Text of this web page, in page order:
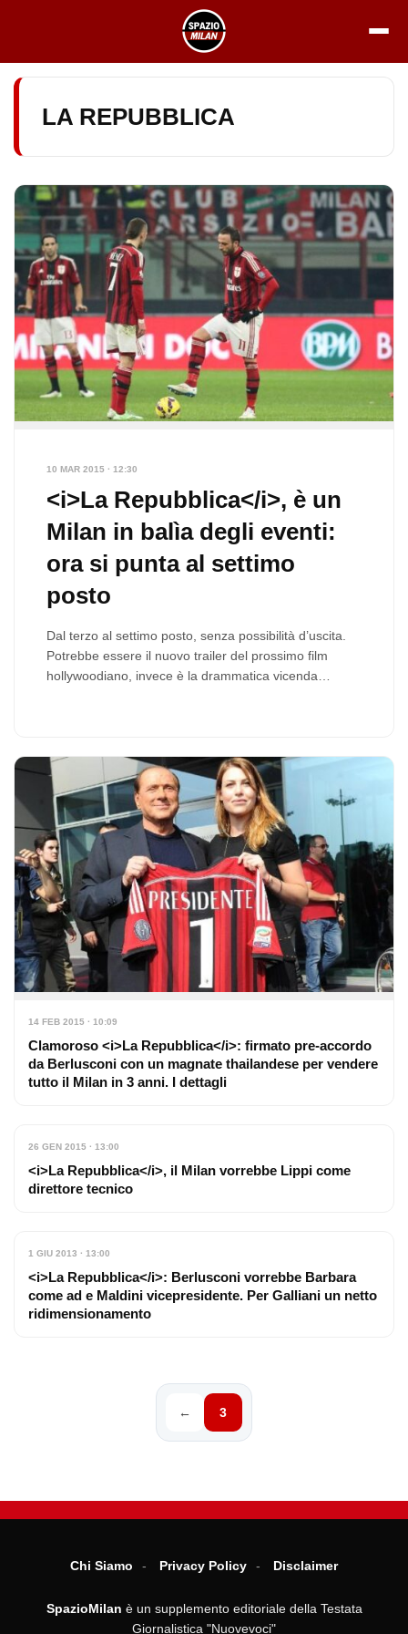
contenuto
LA REPUBBLICA
10 MAR 2015 · 12:30
<i>La Repubblica</i>, è un
Milan in balìa degli eventi:
ora si punta al settimo
posto
Dal terzo al settimo posto, senza possibilità d’uscita.
Potrebbe essere il nuovo trailer del prossimo film
hollywoodiano, invece è la drammatica vicenda…
14 FEB 2015 · 10:09
Clamoroso <i>La Repubblica</i>: firmato pre-accordo
da Berlusconi con un magnate thailandese per vendere
tutto il Milan in 3 anni. I dettagli
26 GEN 2015 · 13:00
<i>La Repubblica</i>, il Milan vorrebbe Lippi come
direttore tecnico
1 GIU 2013 · 13:00
<i>La Repubblica</i>: Berlusconi vorrebbe Barbara
come ad e Maldini vicepresidente. Per Galliani un netto
ridimensionamento
← 3
Chi Siamo Privacy Policy Disclaimer
SpazioMilan è un supplemento editoriale della Testata
Giornalistica "Nuovevoci"